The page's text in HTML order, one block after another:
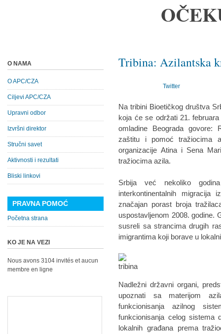
Tribina: Azilantska
Twitter
Na tribini Bioetičkog društva
koja će se održati 21.
omladine Beograda
zaštitu i pomoć tražiocima
organizacije Atina i Sena
tražiocima azila.
Srbija već nekoliko
interkontinentalnih
značajan porast broja
uspostavljenom 2008. godine.
susreli sa strancima drugih
imigrantima koji borave u
Nadležni državni organi,
upoznati sa materijom
funkcionisanja azilnog
funkcionisanja celog sistema
lokalnih građana prema
O NAMA
O APC/CZA
Ciljevi APC/CZA
Upravni odbor
Izvršni direktor
Stručni savet
Aktivnosti i rezultati
Bliski linkovi
PRAVNA POMOĆ
Početna strana
KO JE NA VEZI
Nous avons 3104 invités et aucun
membre en ligne